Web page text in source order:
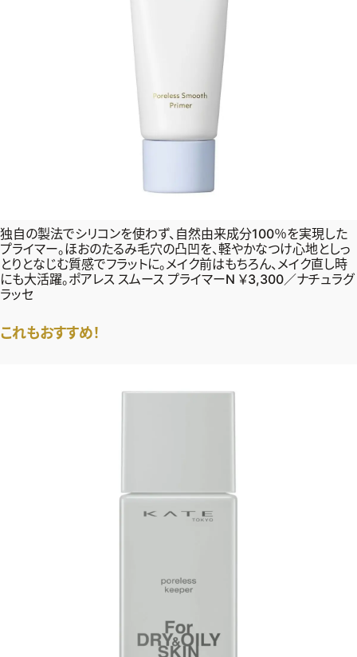
独自の製法でシリコンを使わず、自然由来成分100％を実現した
プライマー。ほおのたるみ毛穴の凸凹を、軽やかなつけ心地としっ
とりとなじむ質感でフラットに。メイク前はもちろん、メイク直し時
にも大活躍。ポアレス スムース プライマーN ￥3,300／ナチュラグ
ラッセ
これもおすすめ！